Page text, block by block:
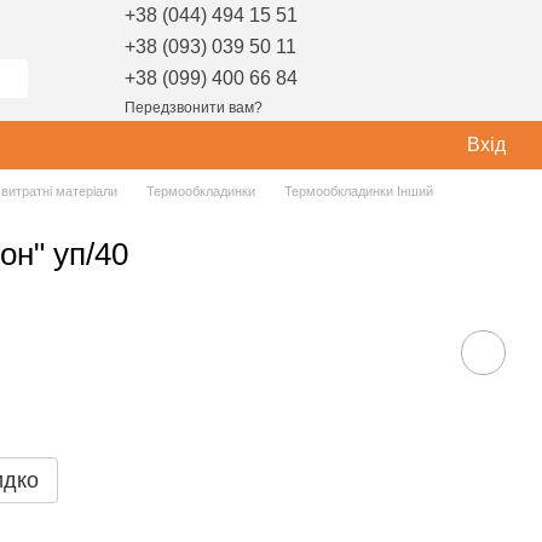
+38 (044) 494 15 51
+38 (093) 039 50 11
+38 (099) 400 66 84
Передзвонити вам?
Вхід
матеріали Термообкладинки Термообкладинки Інший
уп/40